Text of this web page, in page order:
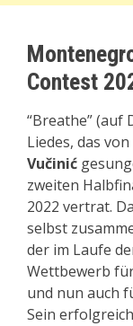
Contest
“Breathe” (auf
Liedes, das
Vučinić
zweiten
2022 vertrat.
selbst
der im Laufe
Wettbewerb
und nun auch
Sein